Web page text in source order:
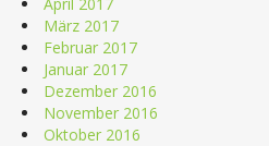
März 2017
Februar 2017
Januar 2017
Dezember 2016
November 2016
Oktober 2016